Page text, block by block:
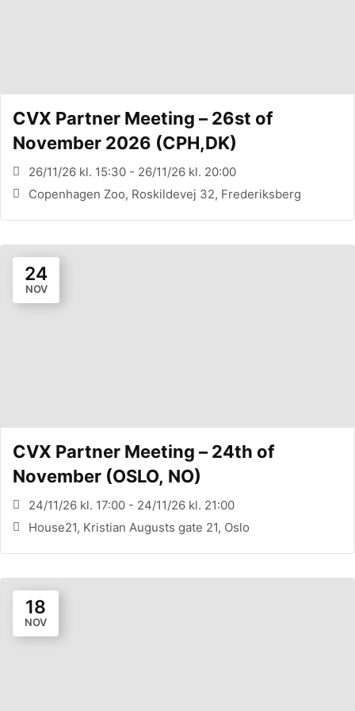
CVX Partner Meeting – 26st of
November 2026 (CPH,DK)
26/11/26 kl. 15:30 - 26/11/26 kl. 20:00
Copenhagen Zoo, Roskildevej 32, Frederiksberg
24
NOV
CVX Partner Meeting – 24th of
November (OSLO, NO)
24/11/26 kl. 17:00 - 24/11/26 kl. 21:00
House21, Kristian Augusts gate 21, Oslo
18
NOV